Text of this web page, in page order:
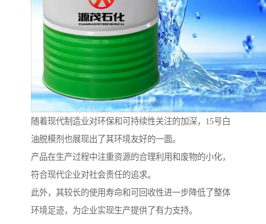
随着现代制造业对环保和可持续性关注的加深，15号白
油脱模剂也展现出了其环境友好的一面。
产品在生产过程中注重资源的合理利用和废物的小化，
符合现代企业对社会责任的追求。
此外，其较长的使用寿命和可回收性进一步降低了整体
环境足迹，为企业实现生产提供了有力支持。